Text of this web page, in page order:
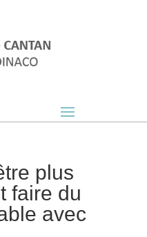
plus
faire du
avec